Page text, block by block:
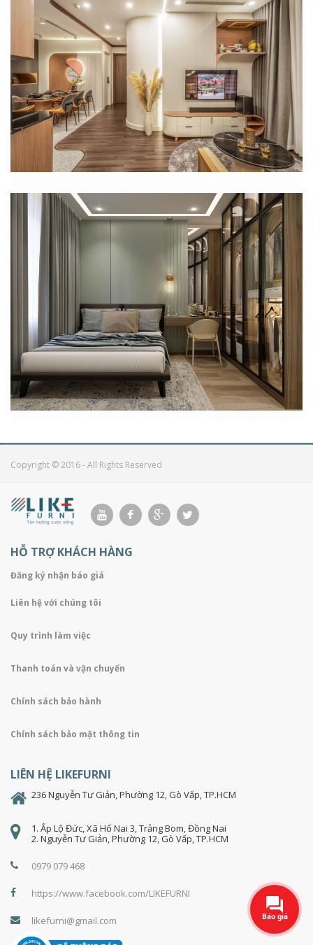
CĂN HỘ CHUNG CƯ QUẬN 7
CĂN HỘ CHUNG CƯ RICKSTART TÂN PHÚ
Copyright © 2016 - All Rights Reserved
HỖ TRỢ KHÁCH HÀNG
Đăng ký nhận báo giá
Liên hệ với chúng tôi
Quy trình làm việc
Thanh toán và vận chuyển
Chính sách bảo hành
Chính sách bảo mật thông tin
LIÊN HỆ LIKEFURNI
236 Nguyễn Tư Giản, Phường 12, Gò Vấp, TP.HCM
1. Ấp Lộ Đức, Xã Hố Nai 3, Trảng Bom, Đồng Nai
2. Nguyễn Tư Giản, Phường 12, Gò Vấp, TP.HCM
0979 079 468
https://www.facebook.com/LIKEFURNI
likefurni@gmail.com Báo giá